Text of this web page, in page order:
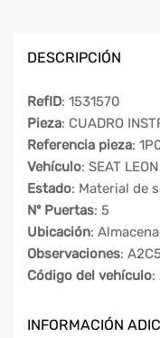
DESCRIPCIÓN
RefID: 1531570
Pieza: CUADRO
Referencia pieza:
Vehículo: SEAT
Estado: Material de
Nº Puertas: 5
Ubicación:
Observaciones:
Código del vehículo:
INFORMACIÓN